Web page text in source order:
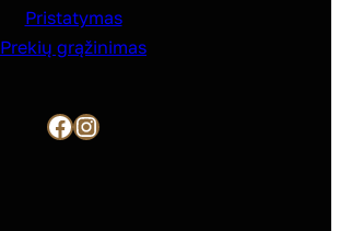
Pristatymas
Prekių grąžinimas
Facebook Instagram